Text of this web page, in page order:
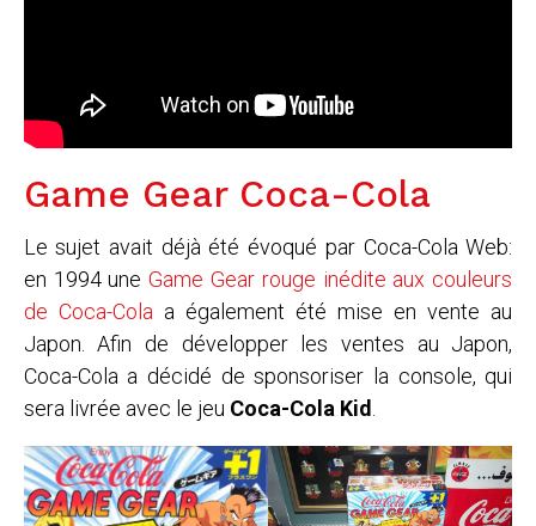
Game Gear Coca-Cola
Le sujet avait déjà été évoqué par Coca-Cola Web:
en 1994 uneGame Gear rouge inédite aux couleurs
de Coca-Cola a également été mise en vente au
Japon. Afin de développer les ventes au Japon,
Coca-Cola a décidé de sponsoriser la console, qui
sera livrée avec le jeu Coca-Cola Kid